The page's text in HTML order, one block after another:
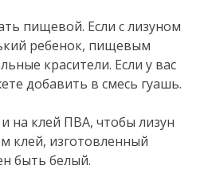
пищевой. Если с лизуном
ребенок, пищевым
красители. Если у вас
добавить в смесь гуашь.
на клей ПВА, чтобы лизун
клей, изготовленный
быть белый.